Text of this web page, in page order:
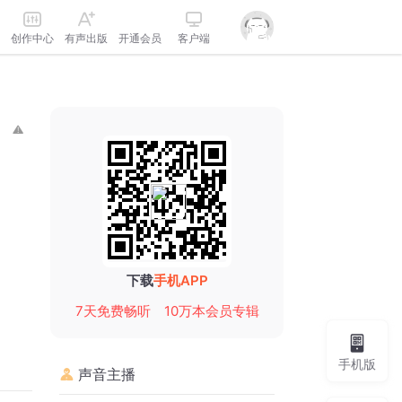
创作中心 有声出版 开通会员 客户端
下载手机APP
7天免费畅听
10万本会员专辑
声音主播
手机版